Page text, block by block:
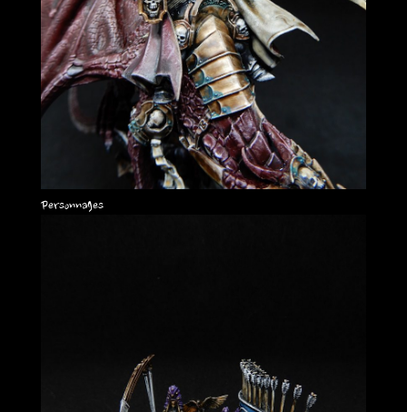
Personnages